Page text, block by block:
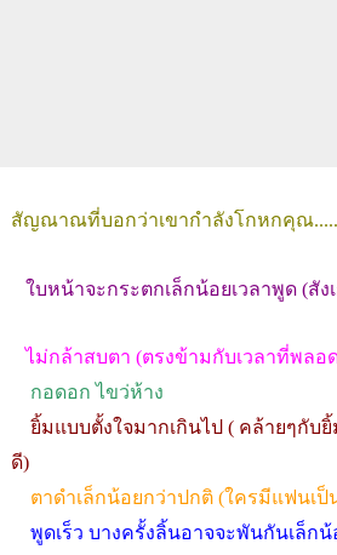
สัญณาณที่บอกว่าเขากำลังโกหกคุณ
ใบหน้าจะกระตกเล็กน้อยเวลาพูด (สัง
ไม่กล้าสบตา (ตรงข้ามกับเวลาที่พลอ
กอดอก ไขว่ห้าง
ยิ้มแบบตั้งใจมากเกินไป ( คล้ายๆกับยิ้
ดี)
ตาดำเล็กน้อยกว่าปกติ (ใครมีแฟนเ
พูดเร็ว บางครั้งลิ้นอาจจะพันกันเล็กน้